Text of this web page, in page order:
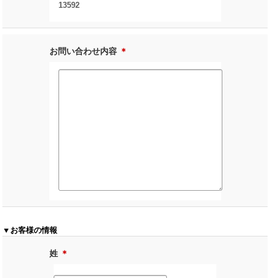
13592
お問い合わせ内容 ＊
▼お客様の情報
姓 ＊